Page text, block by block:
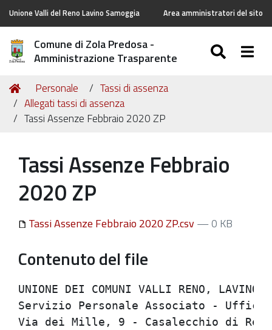
Unione Valli del Reno Lavino Samoggia Area amministratori del sito
Comune di Zola Predosa -
Amministrazione Trasparente
Tu
sei
qui:
Home
Personale
Tassi di assenza
Allegati tassi di assenza
Tassi Assenze Febbraio 2020 ZP
Tassi Assenze Febbraio
2020 ZP
Tassi Assenze Febbraio 2020 ZP.csv — 0 KB
Contenuto del file
UNIONE DEI COMUNI VALLI RENO, LAVINO
Servizio Personale Associato -
Via dei Mille, 9 - Casalecchio di